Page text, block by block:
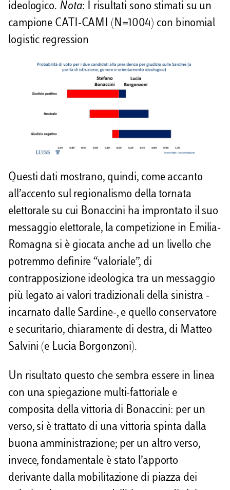
ideologico. Nota: I risultati sono stimati su un
campione CATI-CAMI (N=1004) con binomial
logistic regression
Questi dati mostrano, quindi, come accanto
all’accento sul regionalismo della tornata
elettorale su cui Bonaccini ha improntato il suo
messaggio elettorale, la competizione in Emilia-
Romagna si è giocata anche ad un livello che
potremmo definire “valoriale”, di
contrapposizione ideologica tra un messaggio
più legato ai valori tradizionali della sinistra -
incarnato dalle Sardine-, e quello conservatore
e securitario, chiaramente di destra, di Matteo
Salvini (e Lucia Borgonzoni).
Un risultato questo che sembra essere in linea
con una spiegazione multi-fattoriale e
composita della vittoria di Bonaccini: per un
verso, si è trattato di una vittoria spinta dalla
buona amministrazione; per un altro verso,
invece, fondamentale è stato l’apporto
derivante dalla mobilitazione di piazza dei